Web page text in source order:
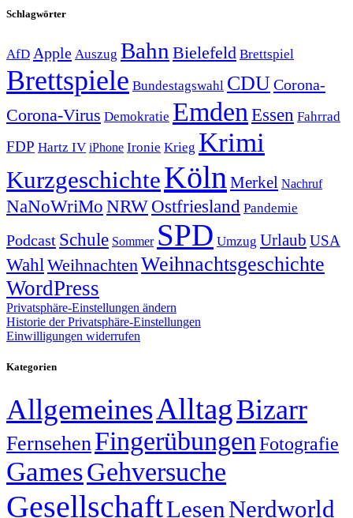
Schlagwörter
AfD Apple Auszug Bahn Bielefeld Brettspiel
Brettspiele Bundestagswahl CDUCorona-
Corona-Virus Demokratie Emden Essen Fahrrad
FDP Hartz IV iPhone Ironie Krieg Krimi
KurzgeschichteKöln Merkel Nachruf
NaNoWriMo NRWOstfriesland Pandemie
Podcast Schule Sommer SPD Umzug Urlaub USA
Wahl Weihnachten Weihnachtsgeschichte
WordPress
Privatsphäre-Einstellungen ändern
Historie der Privatsphäre-Einstellungen
Einwilligungen widerrufen
Kategorien
AllgemeinesAlltagBizarr
FernsehenFingerübungen Fotografie
GamesGehversuche
GesellschaftLesenNerdworld